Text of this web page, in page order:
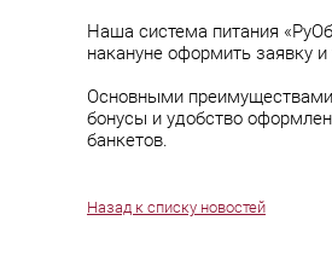
Наша система питания
накануне оформить заявку
Основными
бонусы и удобство
банкетов.
Назад к списку новостей